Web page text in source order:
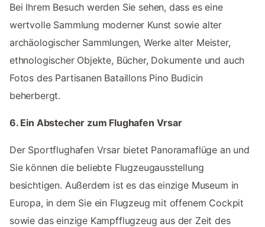
Bei Ihrem Besuch werden Sie sehen, dass es eine
wertvolle Sammlung moderner Kunst sowie alter
archäologischer Sammlungen, Werke alter Meister,
ethnologischer Objekte, Bücher, Dokumente und auch
Fotos des Partisanen Bataillons Pino Budicin
beherbergt.
6. Ein Abstecher zum Flughafen Vrsar
Der Sportflughafen Vrsar bietet Panoramaflüge an und
Sie können die beliebte Flugzeugausstellung
besichtigen. Außerdem ist es das einzige Museum in
Europa, in dem Sie ein Flugzeug mit offenem Cockpit
sowie das einzige Kampfflugzeug aus der Zeit des